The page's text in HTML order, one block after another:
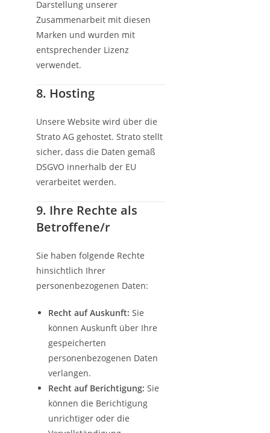
Darstellung unserer
Zusammenarbeit mit diesen
Marken und wurden mit
entsprechender Lizenz
verwendet.
8. Hosting
Unsere Website wird über die
Strato AG gehostet. Strato stellt
sicher, dass die Daten gemäß
DSGVO innerhalb der EU
verarbeitet werden.
9. Ihre Rechte als
Betroffene/r
Sie haben folgende Rechte
hinsichtlich Ihrer
personenbezogenen Daten:
Recht auf Auskunft: Sie
können Auskunft über Ihre
gespeicherten
personenbezogenen Daten
verlangen.
Recht auf Berichtigung: Sie
können die Berichtigung
unrichtiger oder die